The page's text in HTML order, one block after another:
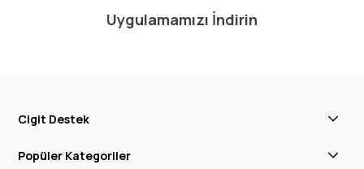
Uygulamamızı İndirin
Cigit Destek
Popüler Kategoriler